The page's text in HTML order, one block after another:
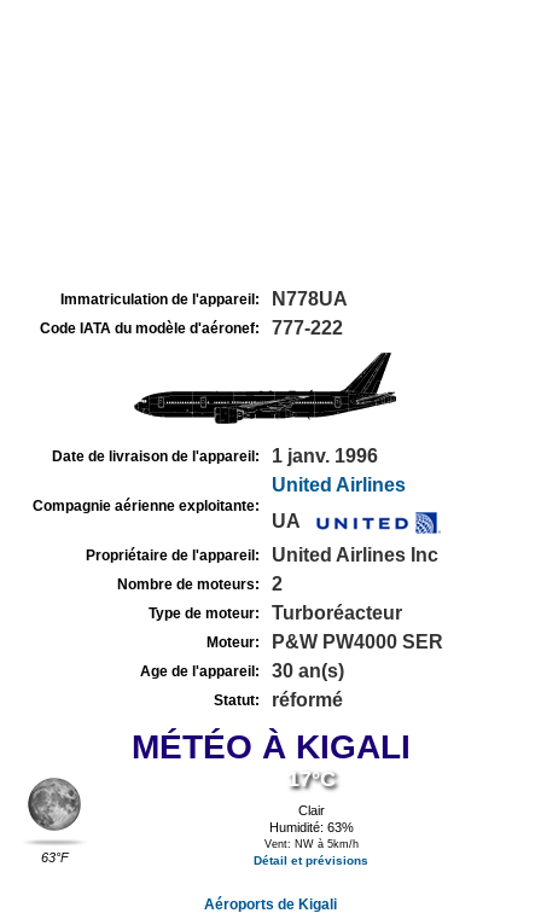
Immatriculation de l'appareil: N778UA
Code IATA du modèle d'aéronef: 777-222
Date de livraison de l'appareil: 1 janv. 1996
Compagnie aérienne exploitante:
United Airlines
UA
Propriétaire de l'appareil: United Airlines Inc
Nombre de moteurs: 2
Type de moteur: Turboréacteur
Moteur: P&W PW4000 SER
Age de l'appareil: 30 an(s)
Statut: réformé
MÉTÉO À KIGALI
63°F
17°C
Clair
Humidité: 63%
Vent: NW à 5km/h
Détail et prévisions
Aéroports de Kigali